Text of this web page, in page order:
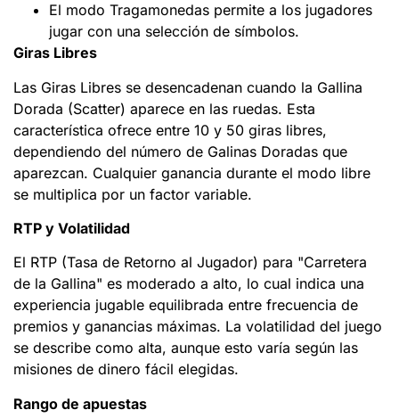
El modo Tragamonedas permite a los jugadores
jugar con una selección de símbolos.
Giras Libres
Las Giras Libres se desencadenan cuando la Gallina
Dorada (Scatter) aparece en las ruedas. Esta
característica ofrece entre 10 y 50 giras libres,
dependiendo del número de Galinas Doradas que
aparezcan. Cualquier ganancia durante el modo libre
se multiplica por un factor variable.
RTP y Volatilidad
El RTP (Tasa de Retorno al Jugador) para "Carretera
de la Gallina" es moderado a alto, lo cual indica una
experiencia jugable equilibrada entre frecuencia de
premios y ganancias máximas. La volatilidad del juego
se describe como alta, aunque esto varía según las
misiones de dinero fácil elegidas.
Rango de apuestas